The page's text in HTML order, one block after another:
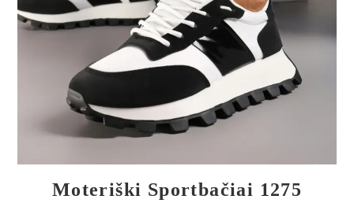
Moteriški Sportbačiai 1275